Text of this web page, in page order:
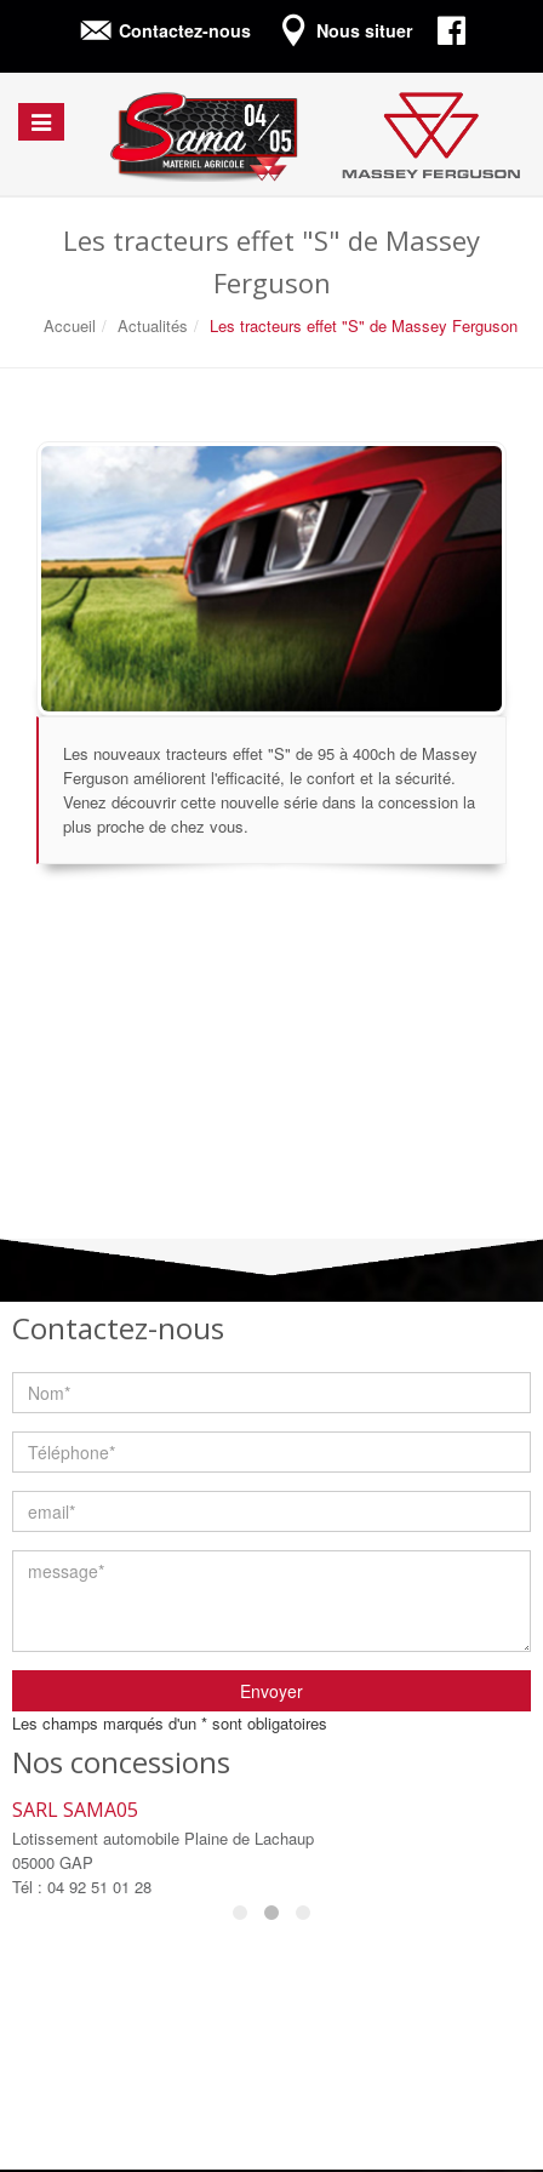
Contactez-nous Nous situer
Afficher/cacher
la
Les tracteurs effet "S" de Massey
Ferguson
Accueil Actualités Les tracteurs effet "S" de Massey Ferguson
Les nouveaux tracteurs effet "S" de 95 à 400ch de Massey
Ferguson améliorent l'efficacité, le confort et la sécurité.
Venez découvrir cette nouvelle série dans la concession la
plus proche de chez vous.
Contactez-nous
Envoyer
Les champs marqués d'un * sont obligatoires
Nos concessions
SARL SAMA05
Lotissement automobile Plaine de Lachaup
05000 GAP
Tél : 04 92 51 01 28